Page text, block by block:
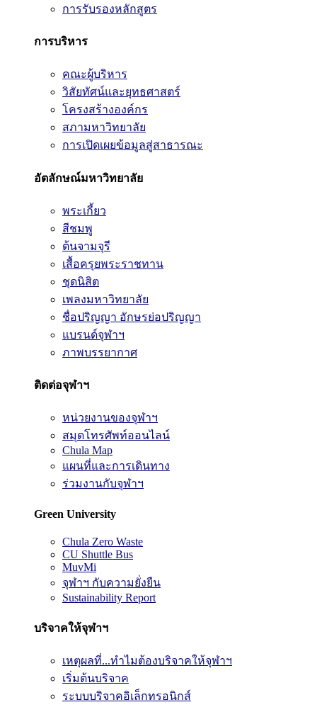
การรับรองหลักสูตร
การบริหาร
คณะผู้บริหาร
วิสัยทัศน์และยุทธศาสตร์
โครงสร้างองค์กร
สภามหาวิทยาลัย
การเปิดเผยข้อมูลสู่สาธารณะ
อัตลักษณ์มหาวิทยาลัย
พระเกี้ยว
สีชมพู
ต้นจามจุรี
เสื้อครุยพระราชทาน
ชุดนิสิต
เพลงมหาวิทยาลัย
ชื่อปริญญา อักษรย่อปริญญา
แบรนด์จุฬาฯ
ภาพบรรยากาศ
ติดต่อจุฬาฯ
หน่วยงานของจุฬาฯ
สมุดโทรศัพท์ออนไลน์
Chula Map
แผนที่และการเดินทาง
ร่วมงานกับจุฬาฯ
Green University
Chula Zero Waste
CU Shuttle Bus
MuvMi
จุฬาฯ กับความยั่งยืน
Sustainability Report
บริจาคให้จุฬาฯ
เหตุผลที่...ทำไมต้องบริจาคให้จุฬาฯ
เริ่มต้นบริจาค
ระบบบริจาคอิเล็กทรอนิกส์